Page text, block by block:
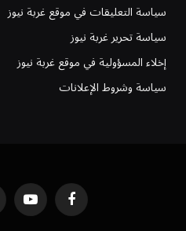
سياسة التعليقات في موقع غربة نيوز
سياسة تحرير غربة نيوز
إخلاء المسؤولية في موقع غربة نيوز
سياسة وشروط الإعلانات
فيسبوك يوتيوب